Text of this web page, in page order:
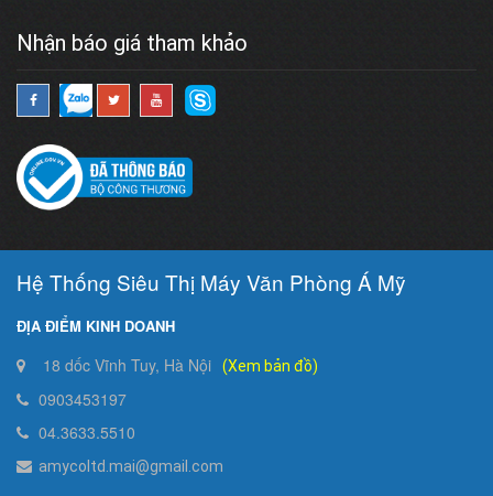
Nhận báo giá tham khảo
Hệ Thống Siêu Thị Máy Văn Phòng Á Mỹ
ĐỊA ĐIỂM KINH DOANH
18 dốc Vĩnh Tuy, Hà Nội (Xem bản đồ)
0903453197
04.3633.5510
amycoltd.mai@gmail.com